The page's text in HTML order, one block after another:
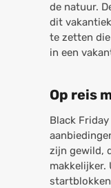
de natuur.
dit
te zetten
in een
Op reis
Black
zijn gewild,